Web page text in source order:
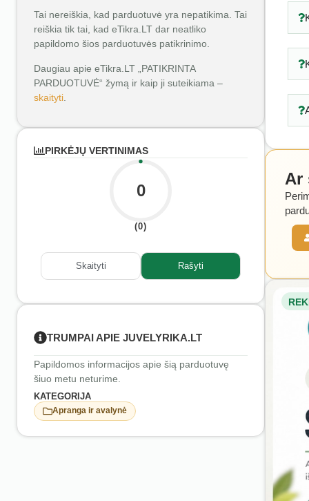
Tai nereiškia, kad parduotuvė yra nepatikima. Tai
reiškia tik tai, kad eTikra.LT dar neatliko
papildomo šios parduotuvės patikrinimo.
Daugiau apie eTikra.LT „PATIKRINTA
PARDUOTUVĖ“ žymą ir kaip ji suteikiama –
skaityti
PIRKĖJŲ VERTINIMAS
0
(0)
Skaityti Rašyti
TRUMPAI APIE JUVELYRIKA.LT
Papildomos informacijos apie šią parduotuvę
šiuo metu neturime.
KATEGORIJA
Apranga ir avalynė
Ar